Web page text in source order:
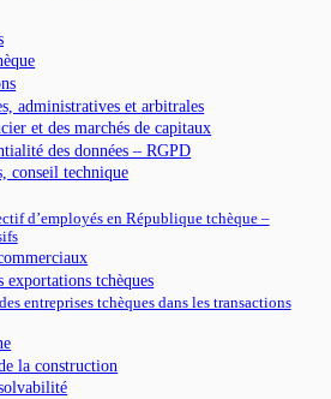
administratives et arbitrales
et des marchés de capitaux
des données – RGPD
conseil technique
d’employés en République tchèque –
tchèques
entreprises tchèques dans les transactions
la construction